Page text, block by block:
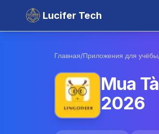
Lucifer Tech
Главная/Приложения для учёбы
Mua
2026